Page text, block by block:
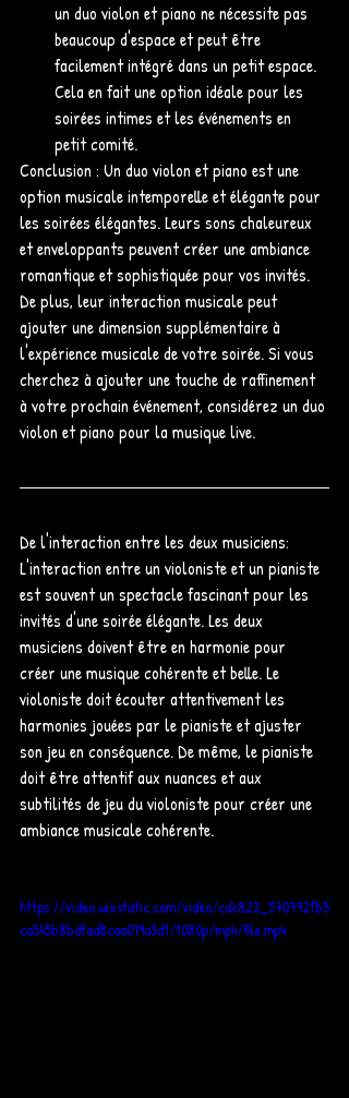
un duo violon et piano ne nécessite pas
beaucoup d'espace et peut être
facilement intégré dans un petit espace.
Cela en fait une option idéale pour les
soirées intimes et les événements en
petit comité.
Conclusion : Un duo violon et piano est une
option musicale intemporelle et élégante pour
les soirées élégantes. Leurs sons chaleureux
et enveloppants peuvent créer une ambiance
romantique et sophistiquée pour vos invités.
De plus, leur interaction musicale peut
ajouter une dimension supplémentaire à
l'expérience musicale de votre soirée. Si vous
cherchez à ajouter une touche de raffinement
à votre prochain événement, considérez un duo
violon et piano pour la musique live.
De l'interaction entre les deux musiciens:
L'interaction entre un violoniste et un pianiste
est souvent un spectacle fascinant pour les
invités d'une soirée élégante. Les deux
musiciens doivent être en harmonie pour
créer une musique cohérente et belle. Le
violoniste doit écouter attentivement les
harmonies jouées par le pianiste et ajuster
son jeu en conséquence. De même, le pianiste
doit être attentif aux nuances et aux
subtilités de jeu du violoniste pour créer une
ambiance musicale cohérente.
https://video.wixstatic.com/video/cdc823_570792fb5
ca545b8bdfad8caa019a3d1/1080p/mp4/file.mp4